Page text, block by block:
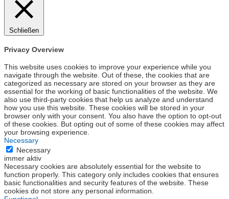
Schließen
Privacy Overview
This website uses cookies to improve your experience while you
navigate through the website. Out of these, the cookies that are
categorized as necessary are stored on your browser as they are
essential for the working of basic functionalities of the website. We
also use third-party cookies that help us analyze and understand
how you use this website. These cookies will be stored in your
browser only with your consent. You also have the option to opt-out
of these cookies. But opting out of some of these cookies may affect
your browsing experience.
Necessary
Necessary
immer aktiv
Necessary cookies are absolutely essential for the website to
function properly. This category only includes cookies that ensures
basic functionalities and security features of the website. These
cookies do not store any personal information.